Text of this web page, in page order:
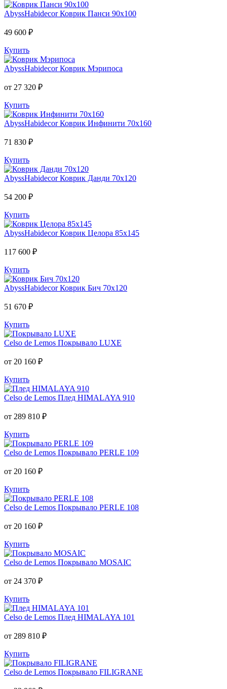
AbyssHabidecor Коврик Панси 90х100
49 600 ₽
Купить
AbyssHabidecor Коврик Мэрипоса
от 27 320 ₽
Купить
AbyssHabidecor Коврик Инфинити 70х160
71 830 ₽
Купить
AbyssHabidecor Коврик Данди 70х120
54 200 ₽
Купить
AbyssHabidecor Коврик Целора 85х145
117 600 ₽
Купить
AbyssHabidecor Коврик Бич 70х120
51 670 ₽
Купить
Celso de Lemos Покрывало LUXE
от 20 160 ₽
Купить
Celso de Lemos Плед HIMALAYA 910
от 289 810 ₽
Купить
Celso de Lemos Покрывало PERLE 109
от 20 160 ₽
Купить
Celso de Lemos Покрывало PERLE 108
от 20 160 ₽
Купить
Celso de Lemos Покрывало MOSAIC
от 24 370 ₽
Купить
Celso de Lemos Плед HIMALAYA 101
от 289 810 ₽
Купить
Celso de Lemos Покрывало FILIGRANE